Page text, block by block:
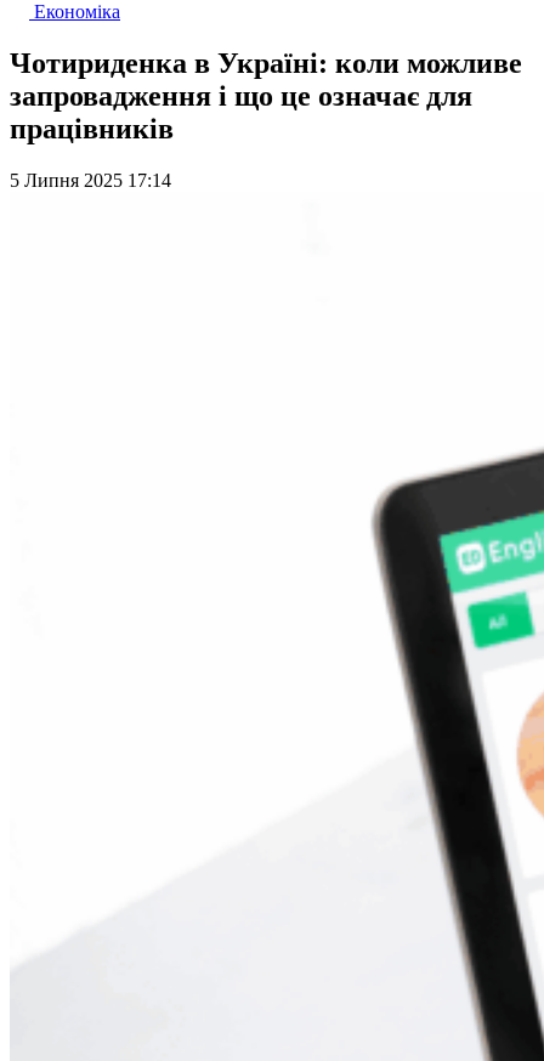
Економіка
Чотириденка в Україні: коли можливе
запровадження і що це означає для
працівників
5 Липня 2025 17:14